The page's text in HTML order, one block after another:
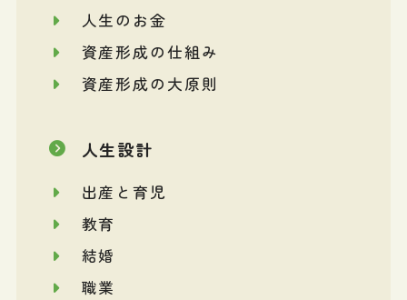
人生のお金
資産形成の仕組み
資産形成の大原則
人生設計
出産と育児
教育
結婚
職業